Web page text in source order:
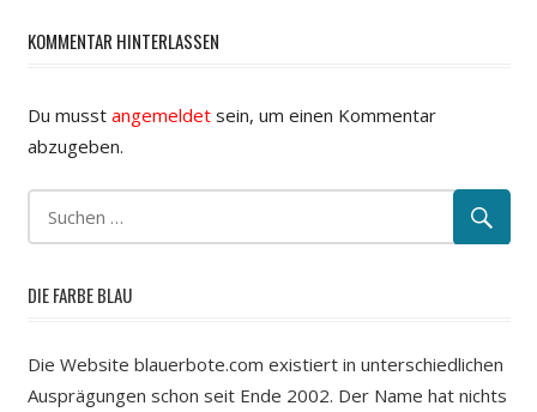
KOMMENTAR HINTERLASSEN
Du musst angemeldetsein, um einen Kommentar
abzugeben.
DIE FARBE BLAU
Die Website blauerbote.com existiert in unterschiedlichen
Ausprägungen schon seit Ende 2002. Der Name hat nichts